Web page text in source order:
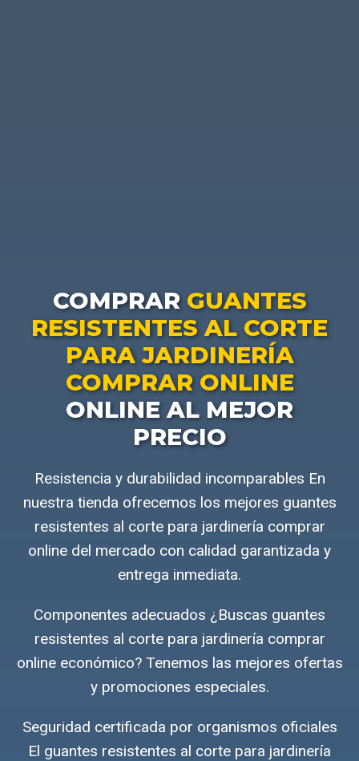
COMPRAR GUANTES
RESISTENTES AL CORTE
PARA JARDINERÍA
COMPRAR ONLINE
ONLINE AL MEJOR
PRECIO
Resistencia y durabilidad incomparables En
nuestra tienda ofrecemos los mejores guantes
resistentes al corte para jardinería comprar
online del mercado con calidad garantizada y
entrega inmediata.
Componentes adecuados ¿Buscas guantes
resistentes al corte para jardinería comprar
online económico? Tenemos las mejores ofertas
y promociones especiales.
Seguridad certificada por organismos oficiales
El guantes resistentes al corte para jardinería